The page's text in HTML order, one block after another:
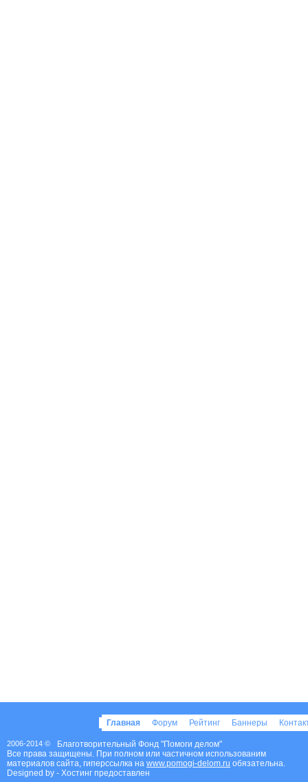
Главная Форум Рейтинг Баннеры
2006-2014 ©
Благотворительный Фонд "Помоги делом"
Все права защищены. При полном или частичном использованим
материалов сайта, гиперссылка на www.pomogi-delom.ru обязательна.
Designed by - Хостинг предоставлен